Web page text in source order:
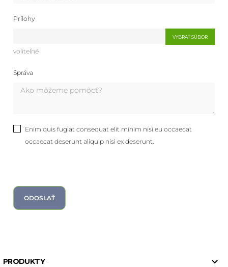
Prílohy
VYBRAŤ SÚBOR
voliteľné
Správa
Enim quis fugiat consequat elit minim nisi eu occaecat
occaecat deserunt aliquip nisi ex deserunt.
PRODUKTY 